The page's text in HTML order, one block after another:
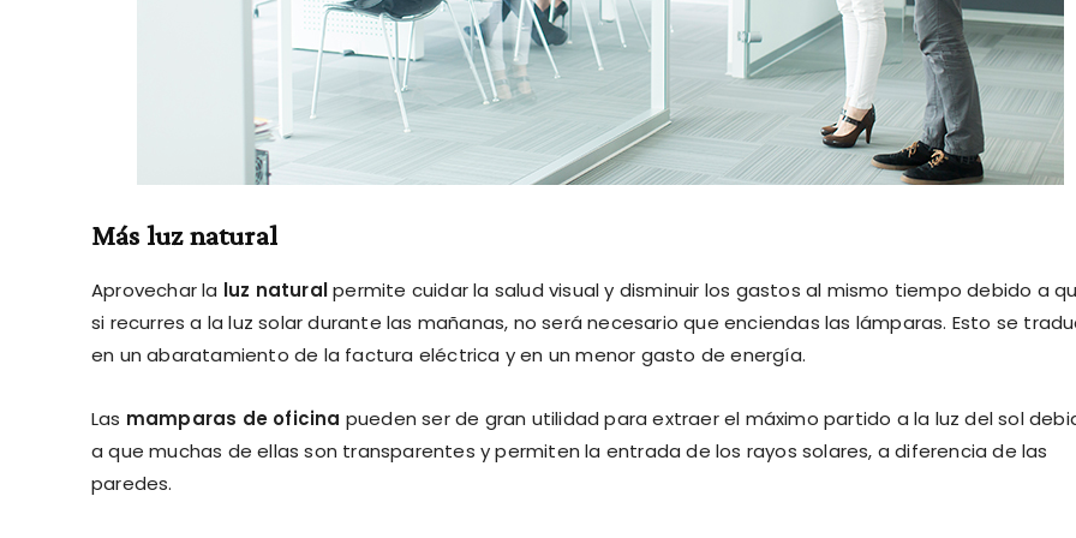
Más luz natural
Aprovechar la luz naturalpermite cuidar la salud visual y disminuir los gastos al mismo tiempo debido a
si recurres a la luz solar durante las mañanas, no será necesario que enciendas las lámparas. Esto se
en un abaratamiento de la factura eléctrica y en un menor gasto de energía.
Las mamparas de oficina pueden ser de gran utilidad para extraer el máximo partido a la luz del sol
a que muchas de ellas son transparentes y permiten la entrada de los rayos solares, a diferencia de las
paredes.